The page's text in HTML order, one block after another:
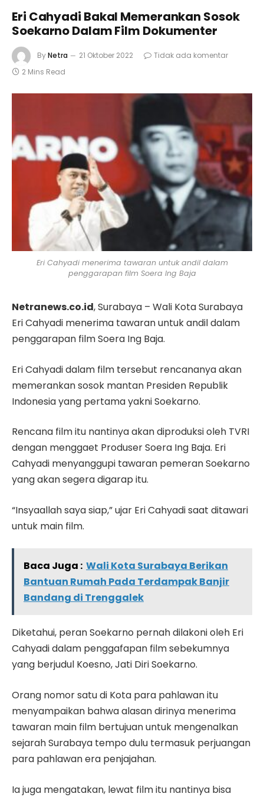
Eri Cahyadi Bakal Memerankan Sosok
Soekarno Dalam Film Dokumenter
ByNetra 21 Oktober 2022
Tidak ada komentar
2 Mins Read
Eri Cahyadi menerima tawaran untuk andil dalam
penggarapan film Soera Ing Baja
Netranews.co.id, Surabaya – Wali Kota Surabaya
Eri Cahyadi menerima tawaran untuk andil dalam
penggarapan film Soera Ing Baja.
Eri Cahyadi dalam film tersebut rencananya akan
memerankan sosok mantan Presiden Republik
Indonesia yang pertama yakni Soekarno.
Rencana film itu nantinya akan diproduksi oleh TVRI
dengan menggaet Produser Soera Ing Baja. Eri
Cahyadi menyanggupi tawaran pemeran Soekarno
yang akan segera digarap itu.
“Insyaallah saya siap,” ujar Eri Cahyadi saat ditawari
untuk main film.
Baca Juga : Wali Kota Surabaya Berikan
Bantuan Rumah Pada Terdampak Banjir
Bandang di Trenggalek
Diketahui, peran Soekarno pernah dilakoni oleh Eri
Cahyadi dalam penggafapan film sebekumnya
yang berjudul Koesno, Jati Diri Soekarno.
Orang nomor satu di Kota para pahlawan itu
menyampaikan bahwa alasan dirinya menerima
tawaran main film bertujuan untuk mengenalkan
sejarah Surabaya tempo dulu termasuk perjuangan
para pahlawan era penjajahan.
Ia juga mengatakan, lewat film itu nantinya bisa